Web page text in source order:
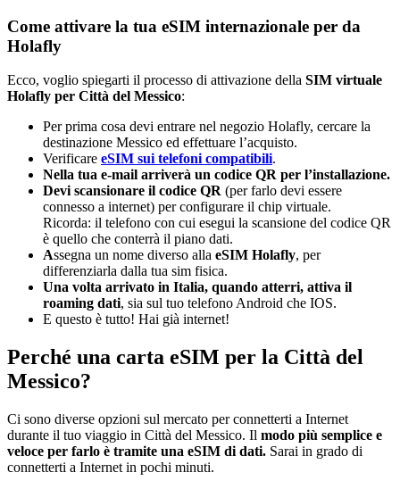
Come attivare la tua eSIM internazionale per da
Holafly
Ecco, voglio spiegarti il ​​processo di attivazione della SIM virtuale
Holafly per Città del Messico:
Per prima cosa devi entrare nel negozio Holafly, cercare la
destinazione Messico ed effettuare l’acquisto.
Verificare eSIM sui telefoni compatibili.
Nella tua e-mail arriverà un codice QR per l’installazione.
Devi scansionare il codice QR (per farlo devi essere
connesso a internet) per configurare il chip virtuale.
Ricorda: il telefono con cui esegui la scansione del codice QR
è quello che conterrà il piano dati.
Assegna un nome diverso alla eSIM Holafly, per
differenziarla dalla tua sim fisica.
Una volta arrivato in Italia, quando atterri, attiva il
roaming dati, sia sul tuo telefono Android che IOS.
E questo è tutto! Hai già internet!
Perché una carta eSIM per la Città del
Messico?
Ci sono diverse opzioni sul mercato per connetterti a Internet
durante il tuo viaggio in Città del Messico. Il modo più semplice e
veloce per farlo è tramite una eSIM di dati. Sarai in grado di
connetterti a Internet in pochi minuti.